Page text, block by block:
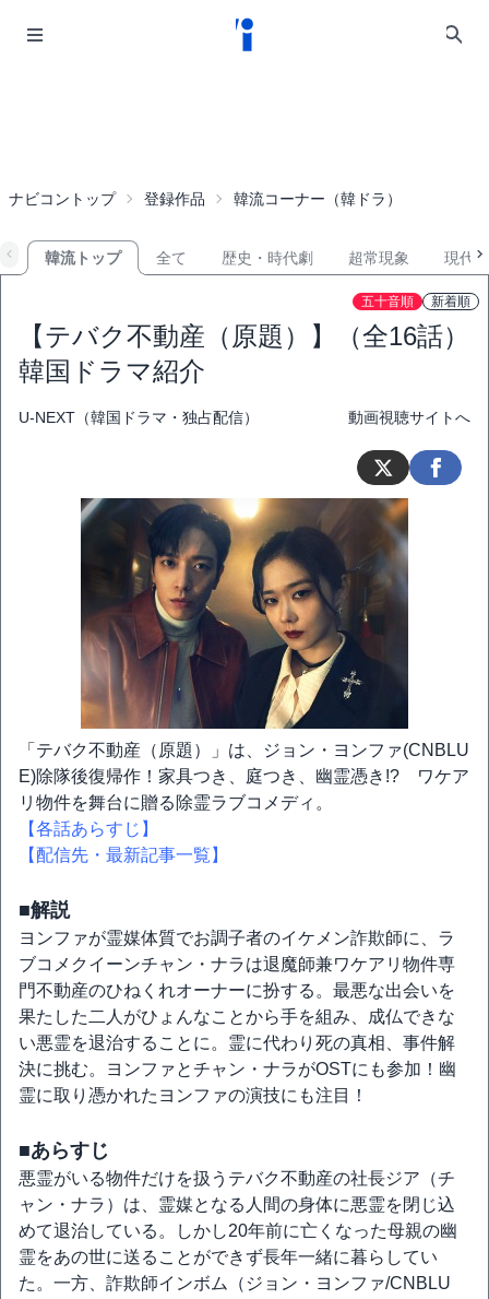
ナビコントップ 登録作品 韓流コーナー（韓ドラ）
韓流トップ 全て 歴史・時代劇 超常現象 現代
五十音順 新着順
【テバク不動産（原題）】（全16話）
韓国ドラマ紹介
U-NEXT（韓国ドラマ・独占配信） 動画視聴サイトへ
「テバク不動産（原題）」は、ジョン・ヨンファ(CNBLU
E)除隊後復帰作！家具つき、庭つき、幽霊憑き!? ワケア
リ物件を舞台に贈る除霊ラブコメディ。
【各話あらすじ】
【配信先・最新記事一覧】
■解説
ヨンファが霊媒体質でお調子者のイケメン詐欺師に、ラ
ブコメクイーンチャン・ナラは退魔師兼ワケアリ物件専
門不動産のひねくれオーナーに扮する。最悪な出会いを
果たした二人がひょんなことから手を組み、成仏できな
い悪霊を退治することに。霊に代わり死の真相、事件解
決に挑む。ヨンファとチャン・ナラがOSTにも参加！幽
霊に取り憑かれたヨンファの演技にも注目！
■あらすじ
悪霊がいる物件だけを扱うテバク不動産の社長ジア（チ
ャン・ナラ）は、霊媒となる人間の身体に悪霊を閉じ込
めて退治している。しかし20年前に亡くなった母親の幽
霊をあの世に送ることができず長年一緒に暮らしてい
た。一方、詐欺師インボム（ジョン・ヨンファ/CNBLU